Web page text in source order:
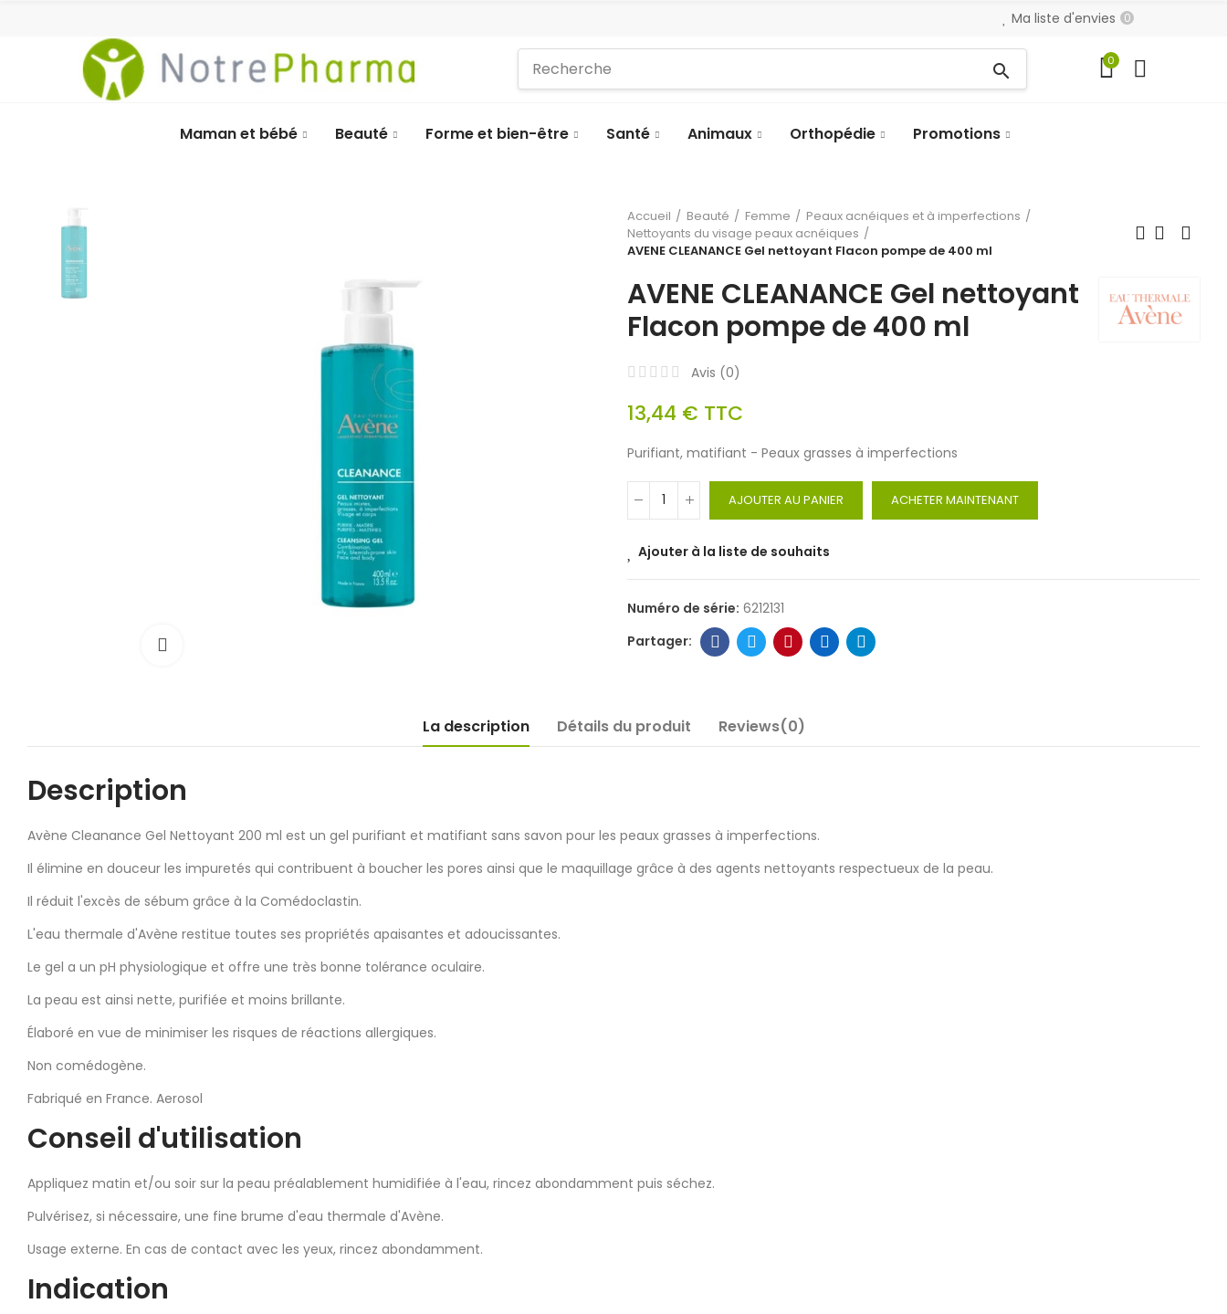
Ma liste d'envies 0
search 0
Maman et bébé Beauté Forme et bien-être Santé Animaux Orthopédie Promotions
Accueil Beauté Femme
Peaux acnéiques et à imperfections
Nettoyants du visage peaux acnéiques
AVENE CLEANANCE Gel nettoyant Flacon pompe de 400 ml
AVENE CLEANANCE Gel nettoyant
Flacon pompe de 400 ml
Avis (0)
13,44 € TTC
Purifiant, matifiant - Peaux grasses à imperfections
AJOUTER AU PANIER ACHETER MAINTENANT
Ajouter à la liste de souhaits
Numéro de série: 6212131
La description Détails du produit Reviews(0)
Description
Avène Cleanance Gel Nettoyant 200 ml est un gel purifiant et matifiant sans savon pour les peaux grasses à imperfections.
Il élimine en douceur les impuretés qui contribuent à boucher les pores ainsi que le maquillage grâce à des agents nettoyants respectueux de la peau.
Il réduit l'excès de sébum grâce à la Comédoclastin.
L'eau thermale d'Avène restitue toutes ses propriétés apaisantes et adoucissantes.
Le gel a un pH physiologique et offre une très bonne tolérance oculaire.
La peau est ainsi nette, purifiée et moins brillante.
Élaboré en vue de minimiser les risques de réactions allergiques.
Non comédogène.
Fabriqué en France. Aerosol
Conseil d'utilisation
Appliquez matin et/ou soir sur la peau préalablement humidifiée à l'eau, rincez abondamment puis séchez.
Pulvérisez, si nécessaire, une fine brume d'eau thermale d'Avène.
Usage externe. En cas de contact avec les yeux, rincez abondamment.
Indication